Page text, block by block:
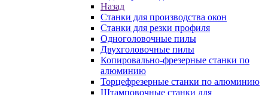
Назад
Станки для производства окон
Станки для резки профиля
Одноголовочные пилы
Двухголовочные пилы
Копировально-фрезерные станки по
алюминию
Торцефрезерные станки по алюминию
Штамповочные станки для